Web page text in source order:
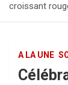
croissant
A LA UNE